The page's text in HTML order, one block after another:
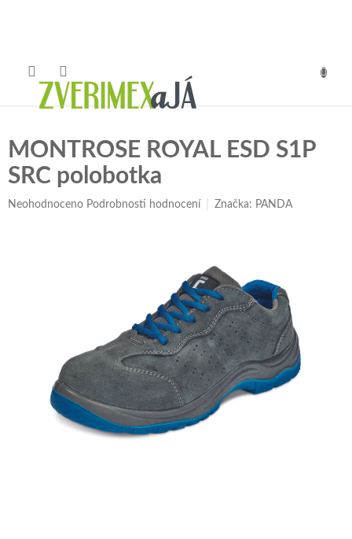
MONTROSE ROYAL ESD S1P
SRC polobotka
Průměrné
Neohodnoceno Podrobnosti hodnocení Značka: PANDA